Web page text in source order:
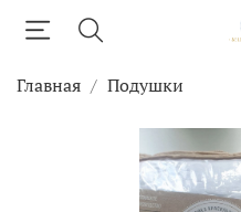
Главная Подушки